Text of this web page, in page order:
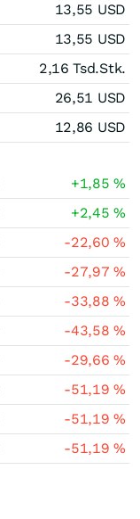
13,55 USD
13,55 USD
2,16 Tsd.Stk.
26,51 USD
12,86 USD
+1,85%
+2,45%
-22,60%
-27,97%
-33,88%
-43,58%
-29,66%
-51,19%
-51,19%
-51,19%